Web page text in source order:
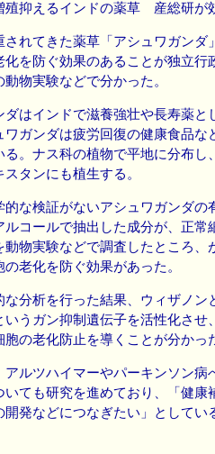
殖抑えるインドの薬草 産総研が
れてきた薬草「アシュワガンダ
化を防ぐ効果のあることが独立行
物実験などで分かった。
はインドで滋養強壮や長寿薬と
ワガンダは疲労回復の健康食品な
る。ナス科の植物で平地に分布し
タンにも植生する。
な検証がないアシュワガンダの
ルコールで抽出した成分が、正常
動物実験などで調査したところ、
老化を防ぐ効果があった。
分析を行った結果、ウィザノン
いうガン抑制遺伝子を活性化させ
胞の老化防止を導くことが分かっ
ルツハイマーやパーキンソン病
いても研究を進めており、「健康
開発などにつなぎたい」としてい